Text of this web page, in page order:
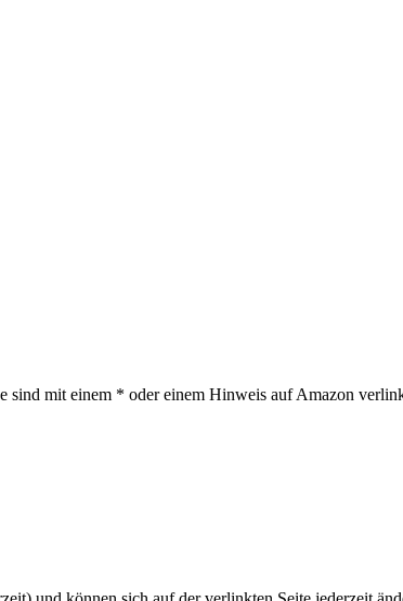
sind mit einem * oder einem Hinweis auf Amazon